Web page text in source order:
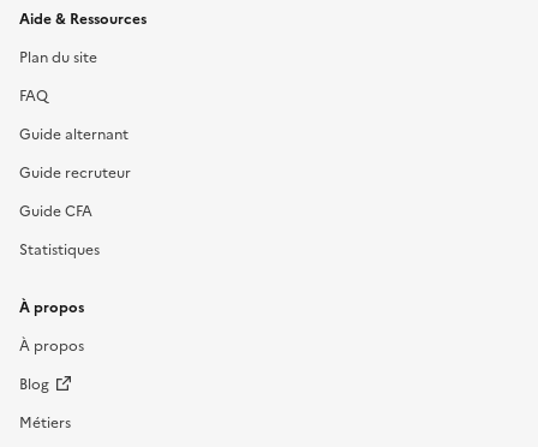
Informations et liens du site
Aide & Ressources
Plan du site
FAQ
Guide alternant
Guide recruteur
Guide CFA
Statistiques
À propos
À propos
Blog
Métiers